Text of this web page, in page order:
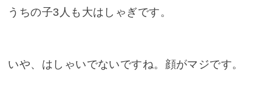
うちの子3人も大はしゃぎです。
いや、はしゃいでないですね。顔がマジです。